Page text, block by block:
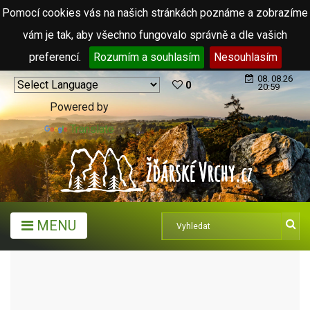
Pomocí cookies vás na našich stránkách poznáme a zobrazíme
vám je tak, aby všechno fungovalo správně a dle vašich
preferencí.
Rozumím a souhlasím Nesouhlasím
Powered by
Translate
0
08. 08.26
20:59
MENU